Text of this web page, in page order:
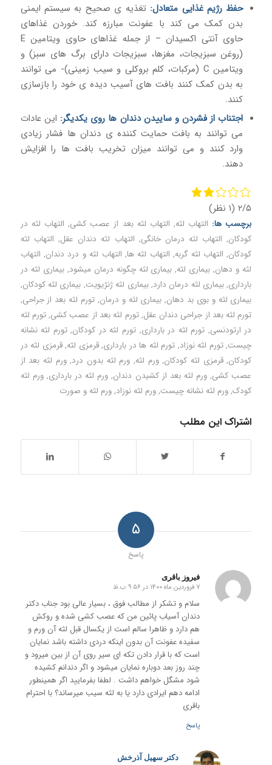
حفظ رژیم غذایی متعادل: تغذیه ی صحیح به سیستم ایمنی
بدن کمک می کند با عفونت مبارزه کند. خوردن غذاهای
حاوی آنتی اکسیدان – از جمله غذاهای حاوی ویتامین E
(روغن سبزیجات، مغزها، سبزیجات دارای برگ های سبز) و
ویتامین C (مرکبات، کلم بروکلی و سیب زمینی)- می توانند
به بدن کمک کنند بافت های آسیب دیده ی خود را بازسازی
کنند.
اجتناب از فشردن و ساییدن دندان ها روی یکدیگر: این عادات
می توانند به بافت حمایت کننده ی دندان ها فشار زیادی
وارد کنند و می توانند میزان تخریب بافت ها را افزایش
دهند.
۲/۵ (۱ نظر)
برچسب ها: التهاب لثه, التهاب لثه بعد از عصب کشی, التهاب لثه در
کودکان, التهاب لثه درمان خانگی, التهاب لثه دندان عقل, التهاب لثه
کودکان, التهاب لثه گربه, التهاب لثه ها, التهاب لثه و درد دندان, التهاب
لثه و دهان, بیماری لثه, بیماری لثه چگونه درمان میشود,بیماری لثه در
بارداری,بیماری لثه درمان دارد,بیماری لثه ژنژیویت, بیماری لثه کودکان,
بیماری لثه و بوی بد دهان, بیماری لثه و درمان,تورم لثه بعد از جراحی,
تورم لثه بعد از جراحی دندان عقل,تورم لثه بعد از عصب کشی,تورم لثه
در ارتودنسی, تورم لثه در بارداری, تورم لثه در کودکان,تورم لثه نشانه
چیست,تورم لثه نوزاد, تورم لثه ها در بارداری,قرمزی لثه,قرمزی لثه در
کودکان,قرمزی لثه کودکان,ورم لثه, ورم لثه بدون درد,ورم لثه بعد از
عصب کشی, ورم لثه بعد از کشیدن دندان, ورم لثه در بارداری,ورم لثه
کودک,ورم لثه نشانه چیست,ورم لثه نوزاد,ورم لثه و صورت
اشتراک این مطلب
۵
پاسخ
فیروز باقری
گفته: ۷ فروردین ماه ۱۴۰۰ در ۹:۵۶ ب.ظ
سلام و تشکر از مطالب فوق ، بسیار عالی بود جناب دکتر
دندان آسیاب پائین من که عصب کشی شده و روکش
هم دارد و ظاهرا سالم است از یکسال قبل لثه آن ورم و
سفیده عفونت آن بدون اینکه دردی داشته باشد نمایان
است که با قرار دادن تکه ای سیر روی آن از بین میرود و
چند روز بعد دوباره نمایان میشود و اگر دندانم کشیده
شود مشگل خواهم داشت . لطفا بفرمایید اگر همینطور
ادامه دهم ایرادی دارد یا به لثه سیب میرساند؟ با احترام
باقری
پاسخ
دکتر سهیل آذرخش